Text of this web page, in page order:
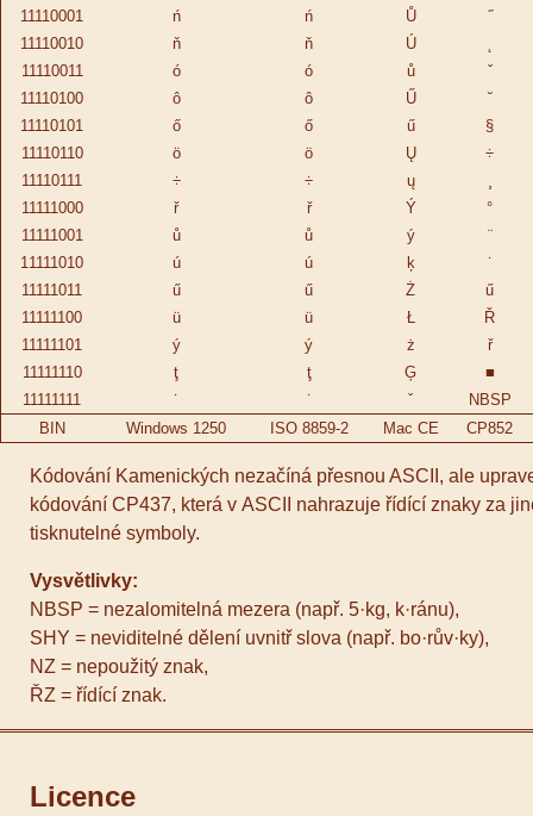
BIN Win­dows 1250 ISO 8859-2 Mac CE CP­852
11110001
ń ń Ů
˝
11110010
ň ň Ú
11110011
ó ó ů
ˇ
11110100
ô ô Ű
˘
11110101
ő ő ű
§
11110110
ö ö Ų
÷
11110111
÷ ÷ ų
11111000
ř ř Ý
°
11111001
ů ů ý
¨
11111010
ú ú ķ
˙
11111011
ű ű Ż
ű
11111100
ü ü Ł
Ř
11111101
ý ý ż
ř
11111110
ţ ţ Ģ
■
11111111
˙ ˙ ˇ NBSP
Kódování Kamenických nezačíná přesnou ASCII, ale
kódování CP437, která v ASCII nahrazuje řídící znaky za
tisknutelné symboly.
Vysvětlivky:
NBSP = nezalomitelná mezera (např. 5·kg, k·ránu),
SHY = neviditelné dělení uvnitř slova (např. bo·rův·ky),
NZ = nepoužitý znak,
ŘZ = řídící znak.
Licence